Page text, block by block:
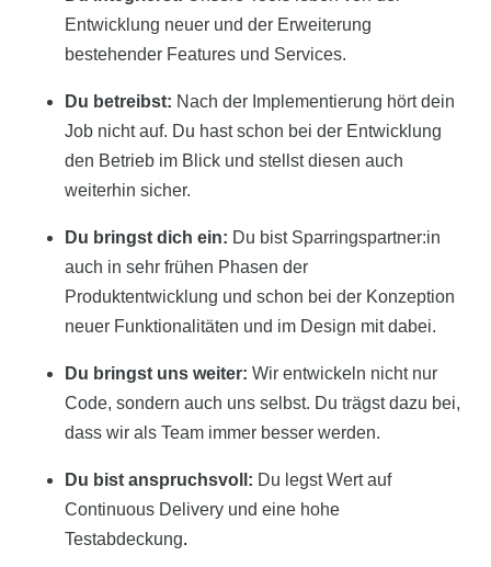
Entwicklung neuer und der Erweiterung
bestehender Features und Services.
Du betreibst: Nach der Implementierung hört dein
Job nicht auf. Du hast schon bei der Entwicklung
den Betrieb im Blick und stellst diesen auch
weiterhin sicher.
Du bringst dich ein: Du bist Sparringspartner:in
auch in sehr frühen Phasen der
Produktentwicklung und schon bei der Konzeption
neuer Funktionalitäten und im Design mit dabei.
Du bringst uns weiter: Wir entwickeln nicht nur
Code, sondern auch uns selbst. Du trägst dazu bei,
dass wir als Team immer besser werden.
Du bist anspruchsvoll: Du legst Wert auf
Continuous Delivery und eine hohe
Testabdeckung.